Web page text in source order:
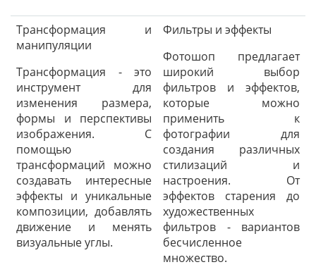
Трансформация и
манипуляции
Трансформация - это
инструмент для
изменения размера,
формы и перспективы
изображения. С
помощью
трансформаций можно
создавать интересные
эффекты и уникальные
композиции, добавлять
движение и менять
визуальные углы.
Фильтры и эффекты
Фотошоп предлагает
широкий выбор
фильтров и эффектов,
которые можно
применить к
фотографии для
создания различных
стилизаций и
настроения. От
эффектов старения до
художественных
фильтров - вариантов
бесчисленное
множество.